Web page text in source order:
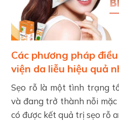
Các phương pháp
viện da liễu hiệu quả
Sẹo rỗ là một tình trạng
và đang trở thành nỗi
có được kết quả trị sẹo rỗ